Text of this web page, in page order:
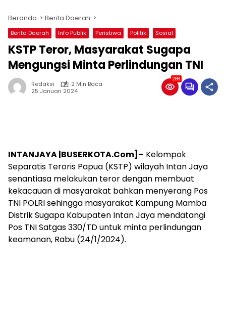
Beranda Berita Daerah
Berita Daerah Info Publik Peristiwa Politik Sosial
KSTP Teror, Masyarakat Sugapa
Mengungsi Minta Perlindungan TNI
Redaksi
2 Min Baca
25 Januari 2024
288
INTANJAYA |BUSERKOTA.Com]– Kelompok
Separatis Teroris Papua (KSTP) wilayah Intan Jaya
senantiasa melakukan teror dengan membuat
kekacauan di masyarakat bahkan menyerang Pos
TNI POLRI sehingga masyarakat Kampung Mamba
Distrik Sugapa Kabupaten Intan Jaya mendatangi
Pos TNI Satgas 330/TD untuk minta perlindungan
keamanan, Rabu (24/1/2024).